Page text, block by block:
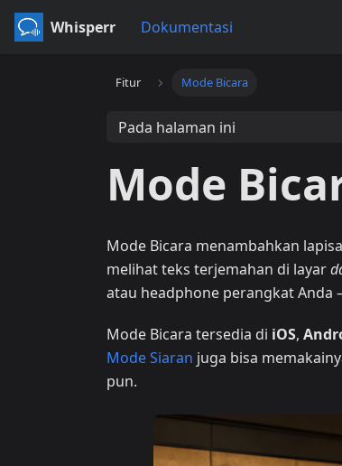
Whisperr Dokumentasi
Fitur Mode Bicara
Pada halaman ini
Mode
Mode Bicara menambahkan
melihat teks terjemahan di layar
atau headphone perangkat
Mode Bicara tersedia di iOS,
Mode Siaran juga bisa
pun.